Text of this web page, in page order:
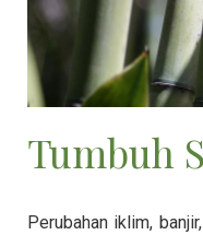
Tumbuh
Perubahan iklim,